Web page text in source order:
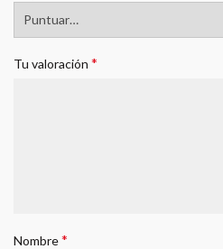
Tu valoración *
Nombre*